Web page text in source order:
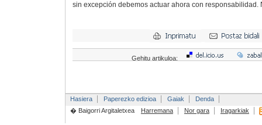
sin excepción debemos actuar ahora con responsabilidad.
Gehitu artikuloa:
Hasiera Paperezko edizioa Gaiak
Denda
� Baigorri Argitaletxea
Harremana Nor gara Iragarkiak